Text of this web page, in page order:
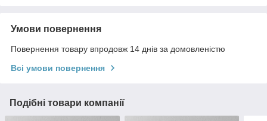
Умови повернення
Повернення товару впродовж 14 днів за домовленістю
Всі умови повернення
Подібні товари компанії